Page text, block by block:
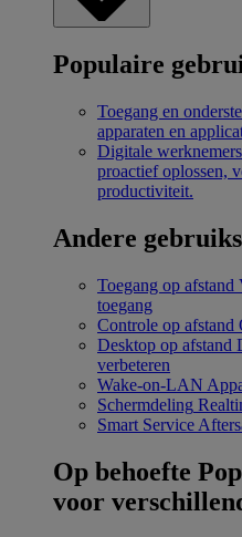
Populaire
Toegang en
apparaten en
Digitale
proactief oplossen,
productiviteit.
Andere
Toegang op afstand
toegang
Controle op afstand
Desktop op afstand
verbeteren
Wake-on-LAN
Schermdeling
Smart Service
Op behoefte
voor